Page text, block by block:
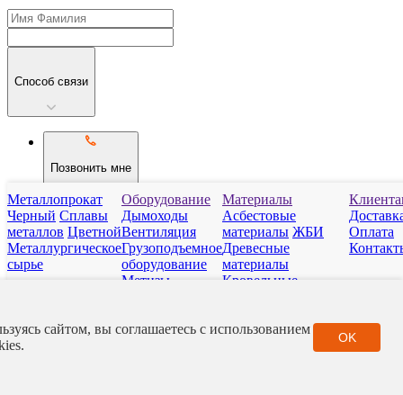
Способ связи
Позвонить мне
Telegram
Отправитьсайтом, вы соглашаетесь с использованием
OK
Металлопрокат
Черный Сплавы
металлов Цветной
Металлургическое
сырье
Оборудование
Дымоходы
Вентиляция
Грузоподъемное
оборудование
Метизы
Сантехарматура
Материалы
Асбестовые
материалы ЖБИ
Древесные
материалы
Кровельные
материалы Полимер
Оплата